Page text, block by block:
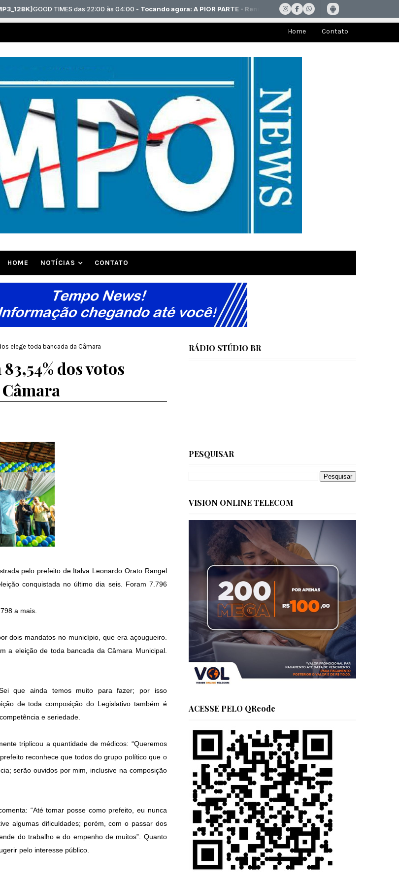
Home Contato
HOME NOTÍCIAS CONTATO
elege toda bancada da Câmara
dos votos
pelo prefeito de Italva Leonardo Orato Rangel
conquistada no último dia seis. Foram 7.796
a mais.
dois mandatos no município, que era açougueiro.
a eleição de toda bancada da Câmara Municipal.
que ainda temos muito para fazer; por isso
de toda composição do Legislativo também é
e seriedade.
triplicou a quantidade de médicos: “Queremos
reconhece que todos do grupo político que o
serão ouvidos por mim, inclusive na composição
“Até tomar posse como prefeito, eu nunca
algumas dificuldades; porém, com o passar dos
do trabalho e do empenho de muitos”. Quanto
pelo interesse público.
RÁDIO STÚDIO BR
PESQUISAR
VISION ONLINE TELECOM
ACESSE PELO QRcode